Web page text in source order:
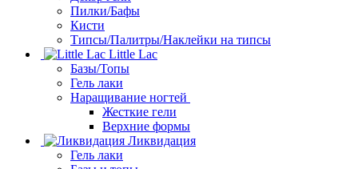
Пилки/Бафы
Кисти
Типсы/Палитры/Наклейки на типсы
Little Lac
Базы/Топы
Гель лаки
Наращивание ногтей
Жесткие гели
Верхние формы
Ликвидация
Гель лаки